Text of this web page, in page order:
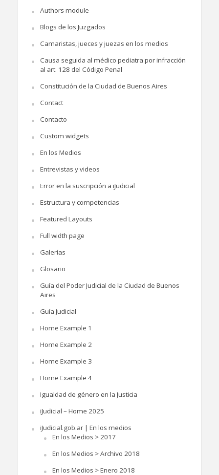
Authors module
Blogs de los Juzgados
Camaristas, jueces y juezas en los medios
Causa seguida al médico pediatra por infracción
al art. 128 del Código Penal
Constitución de la Ciudad de Buenos Aires
Contact
Contacto
Custom widgets
En los Medios
Entrevistas y videos
Error en la suscripción a iJudicial
Estructura y competencias
Featured Layouts
Full width page
Galerías
Glosario
Guía del Poder Judicial de la Ciudad de Buenos
Aires
Guía Judicial
Home Example 1
Home Example 2
Home Example 3
Home Example 4
Igualdad de género en la Justicia
iJudicial – Home 2025
iJudicial.gob.ar | En los medios
En los Medios > 2017
En los Medios > Archivo 2018
En los Medios > Enero 2018